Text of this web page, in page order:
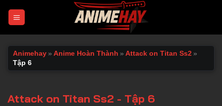
Animehay » Anime Hoàn Thành » Attack on Titan Ss2 »
Tập 6
Attack on Titan Ss2 - Tập 6